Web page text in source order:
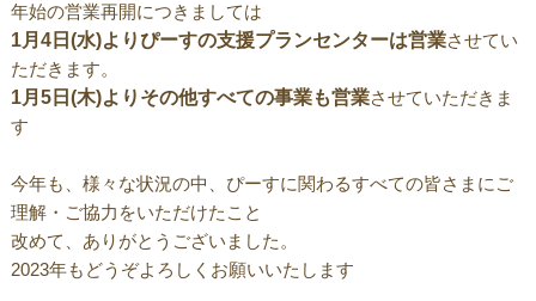
年始の営業再開につきましては
1月4日(水)よりぴーすの支援プランセンターは営業させてい
ただきます。
1月5日(木)よりその他すべての事業も営業させていただきま
す
今年も、様々な状況の中、ぴーすに関わるすべての皆さまにご
理解・ご協力をいただけたこと
改めて、ありがとうございました。
2023年もどうぞよろしくお願いいたします